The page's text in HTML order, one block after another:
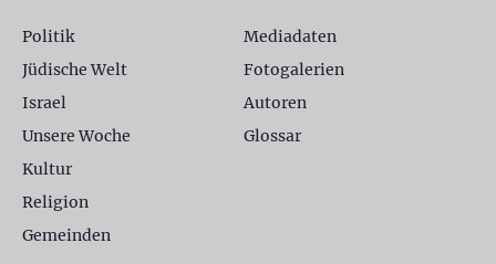
Politik
Jüdische Welt
Israel
Unsere Woche
Kultur
Religion
Gemeinden
Mediadaten
Fotogalerien
Autoren
Glossar